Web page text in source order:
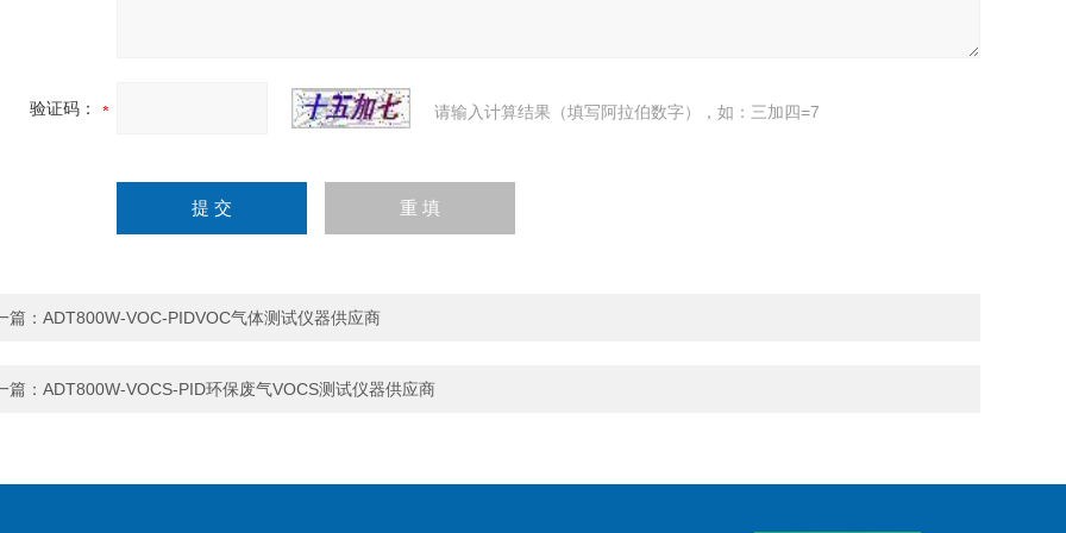
验证码： 请输入计算结果（填写阿拉伯数字），如：三加四=7
篇： ADT800W-VOC-PIDVOC气体测试仪器供应商
篇： ADT800W-VOCS-PID环保废气VOCS测试仪器供应商